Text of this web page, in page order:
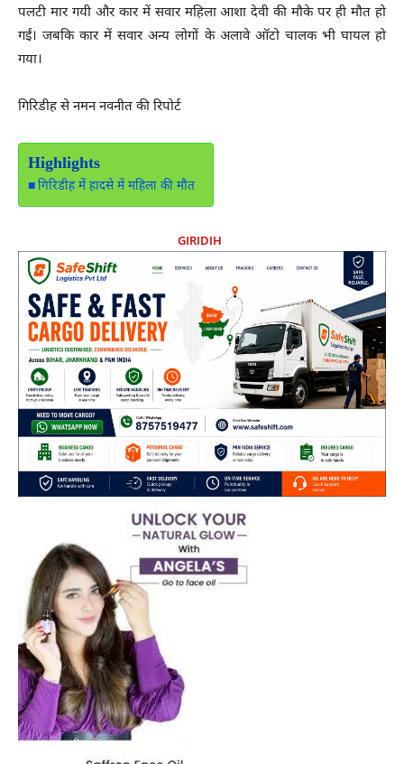
पलटी मार गयी और कार में सवार महिला आशा देवी की मौके पर ही मौत हो
गईं। जबकि कार में सवार अन्य लोगों के अलावे ऑटो चालक भी घायल हो
गया।
गिरिडीह से नमन नवनीत की रिपोर्ट
Highlights
गिरिडीह में हादसे में महिला की मौत
GIRIDIH